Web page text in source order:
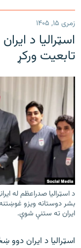
زمری ۱۵, ۱۴۰۵
اسټرالیا د
تابعیت ورکړ
د اسټرالیا صدراعظم له
بشر دوستانه ویزو
ایران ته ستنې شوې.
اسټرالیا د ایران دوو